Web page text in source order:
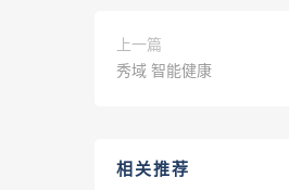
上一篇
秀域 智能健康
相关推荐